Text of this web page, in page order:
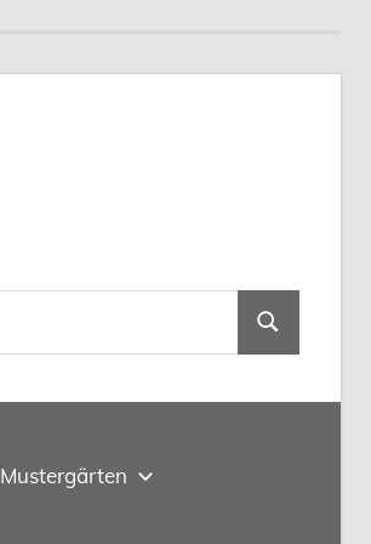
Suchen
Mustergärten